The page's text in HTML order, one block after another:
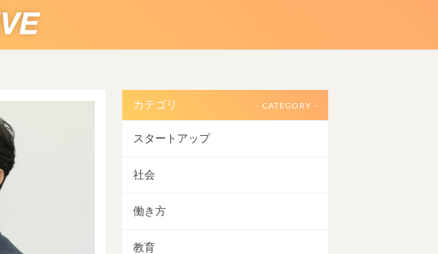
カテゴリ - CATEGORY -
スタートアップ
社会
働き方
教育